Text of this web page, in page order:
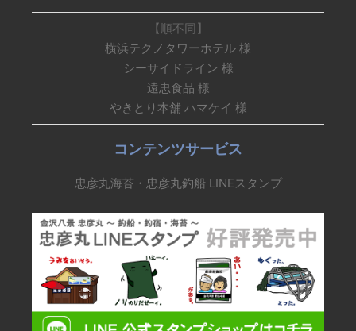
【順不同】
横浜テクノタワーホテル 様
シーサイドライン 様
遠忠食品 様
やきとり本舗 ハマケイ 様
コンテンツサービス
忠彦丸海苔・忠彦丸釣船 LINEスタンプ